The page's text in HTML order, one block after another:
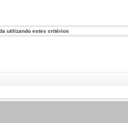
utilizando estes critérios